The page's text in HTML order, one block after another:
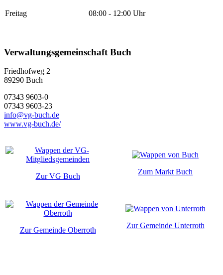
Freitag 08:00 - 12:00 Uhr
Verwaltungsgemeinschaft Buch
Friedhofweg 2
89290 Buch
07343 9603-0
07343 9603-23
info@vg-buch.de
www.vg-buch.de/
Zur VG Buch
Zum Markt Buch
Zur Gemeinde Oberroth
Zur Gemeinde Unterroth